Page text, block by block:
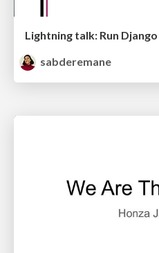
sabderemane